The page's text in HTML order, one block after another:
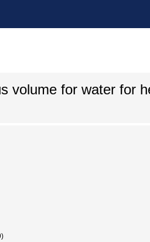
volume for water for